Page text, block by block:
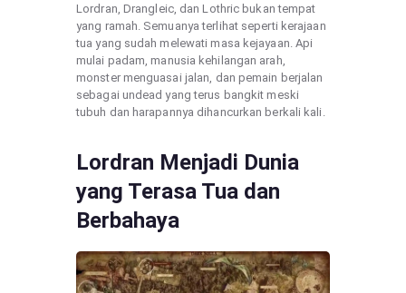
Lordran, Drangleic, dan Lothric bukan tempat
yang ramah. Semuanya terlihat seperti kerajaan
tua yang sudah melewati masa kejayaan. Api
mulai padam, manusia kehilangan arah,
monster menguasai jalan, dan pemain berjalan
sebagai undead yang terus bangkit meski
tubuh dan harapannya dihancurkan berkali kali.
Lordran Menjadi Dunia
yang Terasa Tua dan
Berbahaya